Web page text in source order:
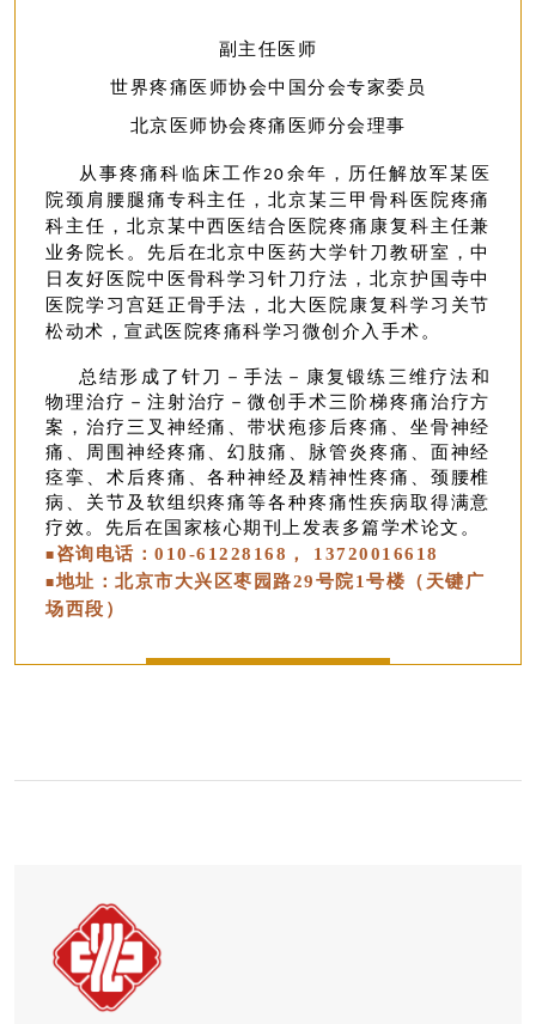
副主任医师
世界疼痛医师协会中国分会专家委员
北京医师协会疼痛医师分会理事
从事疼痛科临床工作20 余年，历任解放军某医
院颈肩腰腿痛专科主任，北京某三甲骨科医院疼痛
科主任，北京某中西医结合医院疼痛康复科主任兼
业务院长。先后在北京中医药大学针刀教研室，中
日友好医院中医骨科学习针刀疗法，北京护国寺中
医院学习宫廷正骨手法，北大医院康复科学习关节
松动术，宣武医院疼痛科学习微创介入手术。
总结形成了针刀－手法－康复锻练三维疗法和
物理治疗－注射治疗－微创手术三阶梯疼痛治疗方
案，治疗三叉神经痛、带状疱疹后疼痛、坐骨神经
痛、周围神经疼痛、幻肢痛、脉管炎疼痛、面神经
痉挛、术后疼痛、各种神经及精神性疼痛、颈腰椎
病、关节及软组织疼痛等各种疼痛性疾病取得满意
疗效。先后在国家核心期刊上发表多篇学术论文。
■ 咨询电话：010-61228168， 13720016618
■地址：北京市大兴区枣园路29号院1号楼（天键广
场西段）